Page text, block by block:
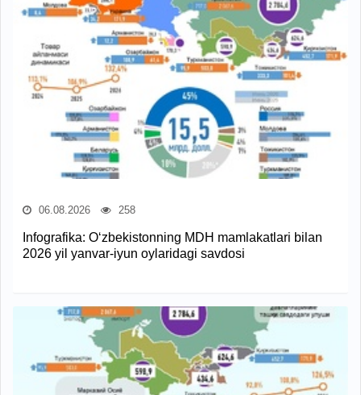
06.08.2026 258
Infografika: O‘zbekistonning MDH mamlakatlari bilan
2026 yil yanvar-iyun oylaridagi savdosi